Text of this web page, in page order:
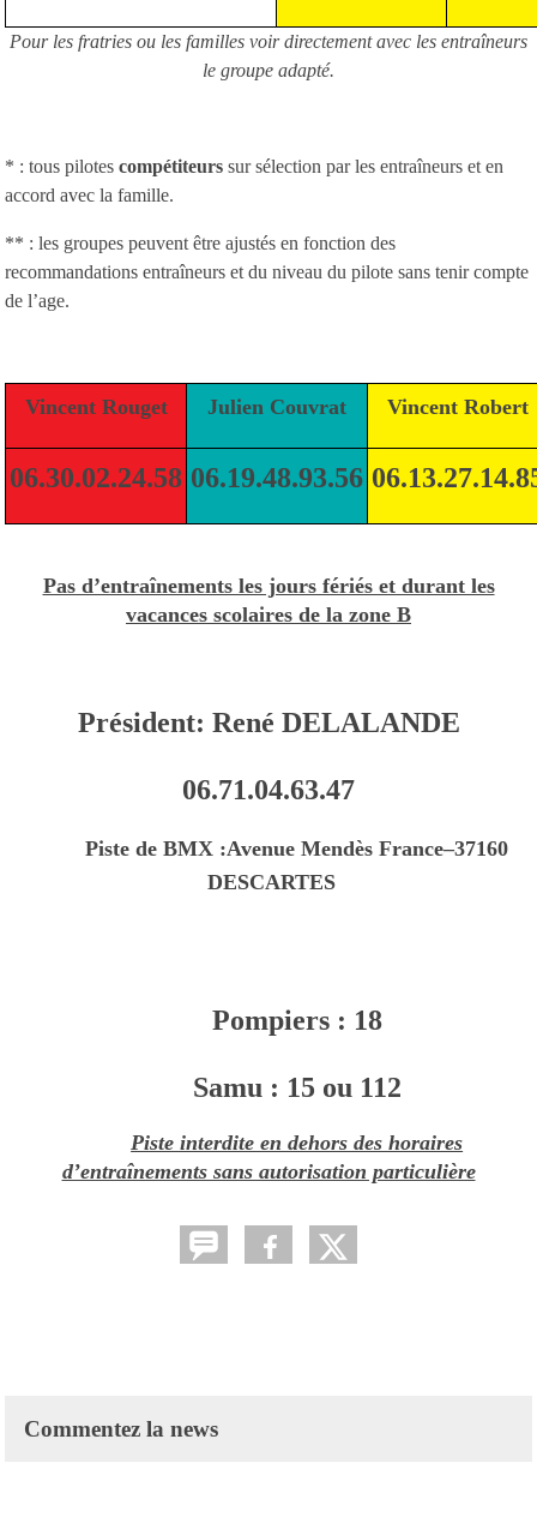
Pour les fratries ou les familles voir directement avec les entraîneurs
le groupe adapté.
* : tous pilotes compétiteurs sur sélection par les entraîneurs et en
accord avec la famille.
** : les groupes peuvent être ajustés en fonction des
recommandations entraîneurs et du niveau du pilote sans tenir compte
de l’age.
Vincent Rouget Julien Couvrat Vincent Robert
06.30.02.24.58 06.19.48.93.56
Pas d’entraînements les jours fériés et durant les
vacances scolaires de la zone B
Président: René DELALANDE
06.71.04.63.47
Piste de BMX :Avenue Mendès France–37160
DESCARTES
Pompiers : 18
Samu : 15 ou 112
Piste interdite en dehors des horaires
d’entraînements sans autorisation particulière
Commentez la news